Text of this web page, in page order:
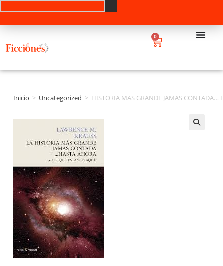
0
Inicio > Uncategorized > HISTORIA MAS GRANDE JAMAS